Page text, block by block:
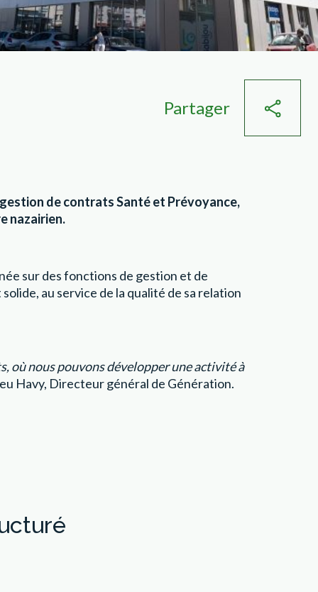
Partager
de contrats Santé et Prévoyance,
nazairien.
sur des fonctions de gestion et de
au service de la qualité de sa relation
où nous pouvons développer une activité à
Havy, Directeur général de Génération.